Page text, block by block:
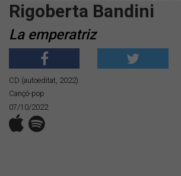
Rigoberta Bandini
La emperatriz
CD (autoeditat, 2022)
Cançó-pop
07/10/2022